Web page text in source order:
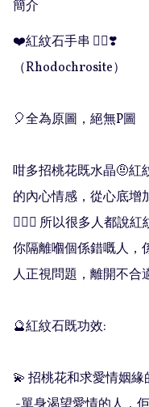
簡介
❤️紅紋石手串 ❤️‍🔥❣️
（Rhodochrosite）
🎈全為原圖，絕無P圖
咁多招桃花既水晶🤨紅
的內心情感，從心底增
💁🏻‍♀️ 所以很多人都說
你隔離嗰個係錯嘅人，
人正視問題，離開不
🔮紅紋石既功效:
💫 招桃花和求愛情姻